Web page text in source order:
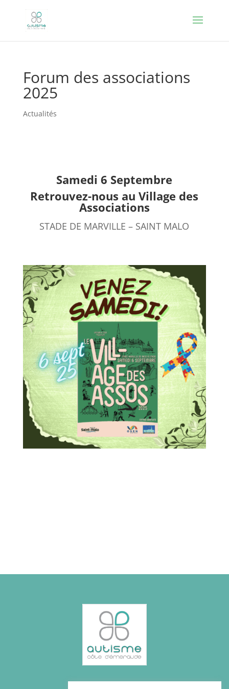
Forum des associations
2025
Actualités
Samedi 6 Septembre
Retrouvez-nous au Village des
Associations
STADE DE MARVILLE – SAINT MALO